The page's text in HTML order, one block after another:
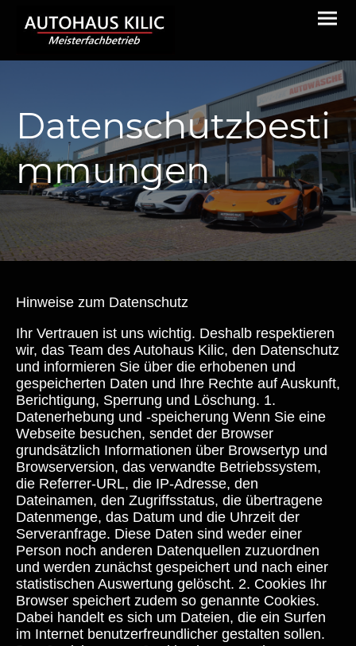
Datenschutzbesti
mmungen
Hinweise zum Datenschutz
Ihr Vertrauen ist uns wichtig. Deshalb respektieren
wir, das Team des Autohaus Kilic, den Datenschutz
und informieren Sie über die erhobenen und
gespeicherten Daten und Ihre Rechte auf Auskunft,
Berichtigung, Sperrung und Löschung. 1.
Datenerhebung und -speicherung Wenn Sie eine
Webseite besuchen, sendet der Browser
grundsätzlich Informationen über Browsertyp und
Browserversion, das verwandte Betriebssystem,
die Referrer-URL, die IP-Adresse, den
Dateinamen, den Zugriffsstatus, die übertragene
Datenmenge, das Datum und die Uhrzeit der
Serveranfrage. Diese Daten sind weder einer
Person noch anderen Datenquellen zuzuordnen
und werden zunächst gespeichert und nach einer
statistischen Auswertung gelöscht. 2. Cookies Ihr
Browser speichert zudem so genannte Cookies.
Dabei handelt es sich um Dateien, die ein Surfen
im Internet benutzerfreundlicher gestalten sollen.